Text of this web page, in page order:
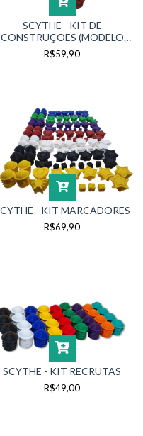
SCYTHE - KIT DE
CONSTRUÇÕES (MODELO
MAIS ALTO)
R$59,90
- KIT MARCADORES
R$69,90
SCYTHE - KIT RECRUTAS
R$49,00